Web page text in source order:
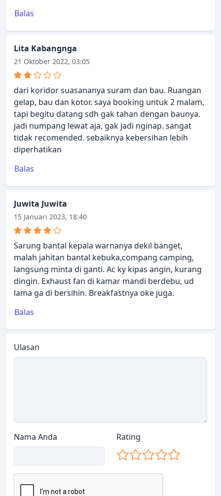
Balas
Lita Kabangnga
21 Oktober 2022, 03:05
dari koridor suasananya suram dan bau. Ruangan
gelap, bau dan kotor. saya booking untuk 2 malam,
tapi begitu datang sdh gak tahan dengan baunya.
jadi numpang lewat aja, gak jadi nginap. sangat
tidak recomended. sebaiknya kebersihan lebih
diperhatikan
Balas
Juwita Juwita
15 Januari 2023, 18:40
Sarung bantal kepala warnanya dekil banget,
malah jahitan bantal kebuka,compang camping,
langsung minta di ganti. Ac ky kipas angin, kurang
dingin. Exhaust fan di kamar mandi berdebu, ud
lama ga di bersihin. Breakfastnya oke juga.
Balas
Ulasan
Nama Anda Rating